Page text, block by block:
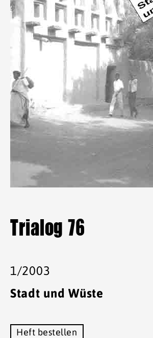
TRIALOG
Mitgliedschaft
Mitgliederbereich
Aktuelle Hefte
Heftarchiv
TRIALOG bestellen
Trialog 76
1/2003
Stadt und Wüste
Heft bestellen